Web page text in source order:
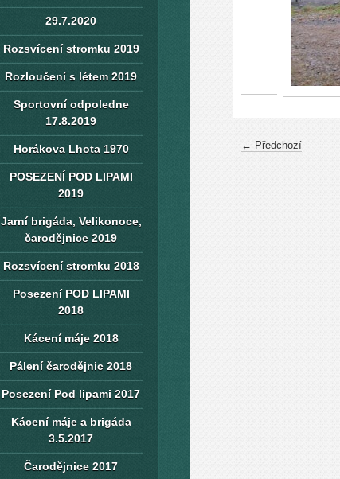
← Předchozí
29.7.2020
Rozsvícení stromku 2019
Rozloučení s létem 2019
Sportovní odpoledne
17.8.2019
Horákova Lhota 1970
POSEZENÍ POD LIPAMI
2019
Jarní brigáda, Velikonoce,
čarodějnice 2019
Rozsvícení stromku 2018
Posezení POD LIPAMI
2018
Kácení máje 2018
Pálení čarodějnic 2018
Posezení Pod lipami 2017
Kácení máje a brigáda
3.5.2017
Čarodějnice 2017